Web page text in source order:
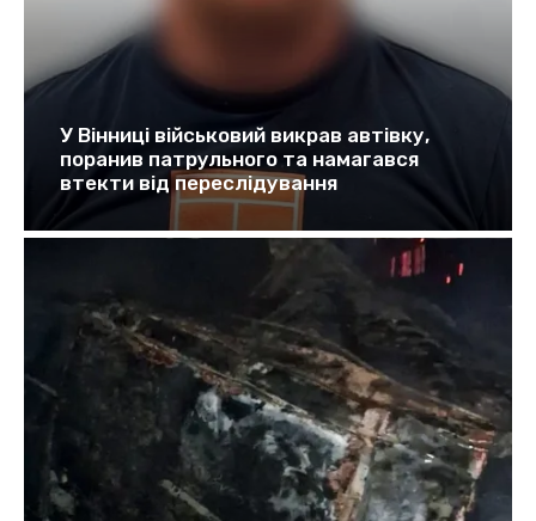
У Вінниці військовий викрав автівку,
поранив патрульного та намагався
втекти від переслідування